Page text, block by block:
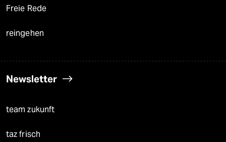
Freie Rede
reingehen
Newsletter
team zukunft
taz frisch